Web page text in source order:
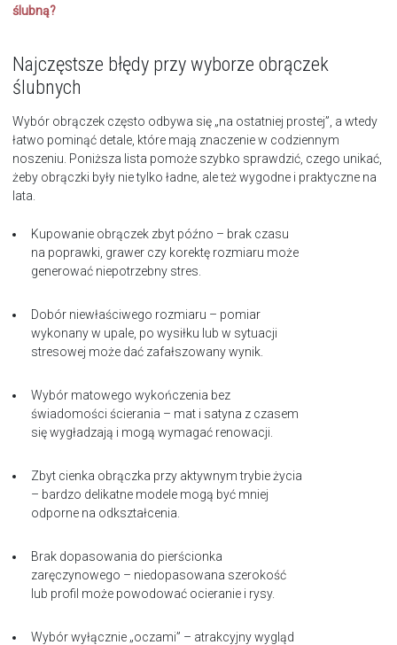
ślubną?
Najczęstsze błędy przy wyborze obrączek
ślubnych
Wybór obrączek często odbywa się „na ostatniej prostej”, a wtedy
łatwo pominąć detale, które mają znaczenie w codziennym
noszeniu. Poniższa lista pomoże szybko sprawdzić, czego unikać,
żeby obrączki były nie tylko ładne, ale też wygodne i praktyczne na
lata.
Kupowanie obrączek zbyt późno – brak czasu
na poprawki, grawer czy korektę rozmiaru może
generować niepotrzebny stres.
Dobór niewłaściwego rozmiaru – pomiar
wykonany w upale, po wysiłku lub w sytuacji
stresowej może dać zafałszowany wynik.
Wybór matowego wykończenia bez
świadomości ścierania – mat i satyna z czasem
się wygładzają i mogą wymagać renowacji.
Zbyt cienka obrączka przy aktywnym trybie życia
– bardzo delikatne modele mogą być mniej
odporne na odkształcenia.
Brak dopasowania do pierścionka
zaręczynowego – niedopasowana szerokość
lub profil może powodować ocieranie i rysy.
Wybór wyłącznie „oczami” – atrakcyjny wygląd